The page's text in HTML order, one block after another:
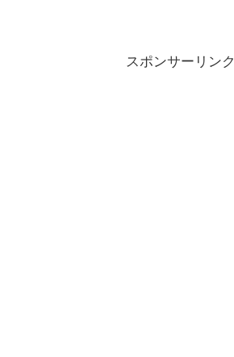
スポンサーリンク